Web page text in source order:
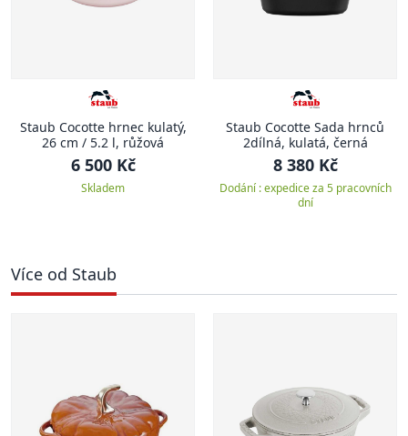
Staub Cocotte hrnec kulatý,
26 cm / 5.2 l, růžová
6 500 Kč
Skladem
Staub Cocotte Sada hrnců
2dílná, kulatá, černá
8 380 Kč
Dodání : expedice za 5 pracovních
dní
Více od Staub